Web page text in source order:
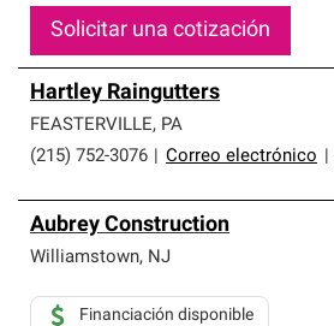
Solicitar una cotización
Hartley Raingutters
FEASTERVILLE, PA
(215) 752-3076
Correo electrónico
Aubrey Construction
Williamstown, NJ
Financiación disponible